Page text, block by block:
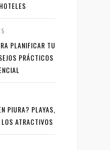
PLANIFICAR TU
PRÁCTICOS
PIURA? PLAYAS,
ATRACTIVOS